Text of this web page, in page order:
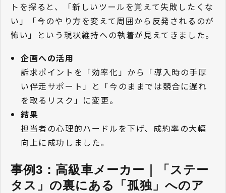
トを探ると、「新しいツールを覚えて失敗したくな
い」「今のやり方を変えて周囲から反発されるのが
怖い」という現状維持への執着が見えてきました。
企画への活用
訴求ポイントを「効率化」から「導入時の手厚
い伴走サポート」と「今のままでは競合に遅れ
を取るリスク」に変更。
結果
担当者の心理的ハードルを下げ、成約率の大幅
向上に成功しました。
事例3：高級車メーカー｜「ステー
タス」の裏にある「孤独」へのア